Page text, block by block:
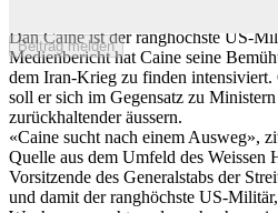
Beitrag melden
Dan Caine ist der ranghöchste US-
Medienbericht hat Caine seine
dem Iran-Krieg zu finden
soll er sich im Gegensatz zu
zurückhaltender äussern.
«Caine sucht nach einem Ausweg»,
Quelle aus dem Umfeld des Weissen
Vorsitzende des Generalstabs der
und damit der ranghöchste US-